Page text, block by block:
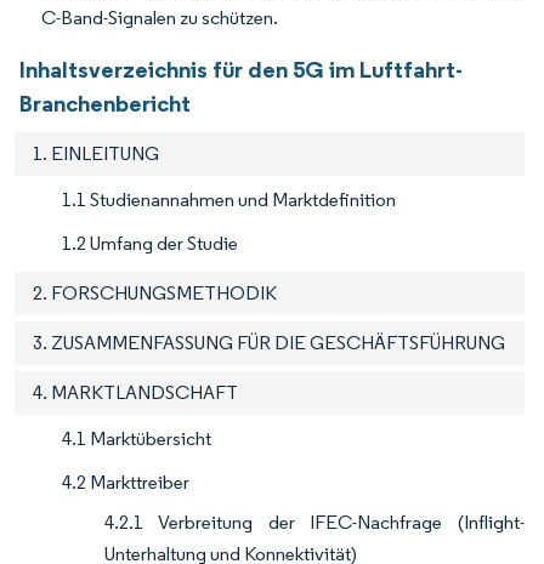
C-Band-Signalen zu schützen.
Inhaltsverzeichnis für den 5G im Luftfahrt-
Branchenbericht
1. EINLEITUNG
1.1 Studienannahmen und Marktdefinition
1.2 Umfang der Studie
2. FORSCHUNGSMETHODIK
3. ZUSAMMENFASSUNG FÜR DIE GESCHÄFTSFÜHRUNG
4. MARKTLANDSCHAFT
4.1 Marktübersicht
4.2 Markttreiber
4.2.1 Verbreitung der IFEC-Nachfrage (Inflight-
Unterhaltung und Konnektivität)